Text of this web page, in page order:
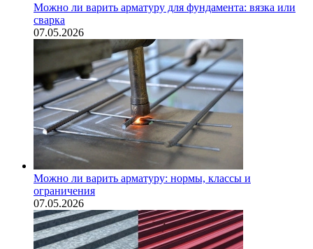
Можно ли варить арматуру для фундамента: вязка или
сварка
07.05.2026
Можно ли варить арматуру: нормы, классы и
ограничения
07.05.2026